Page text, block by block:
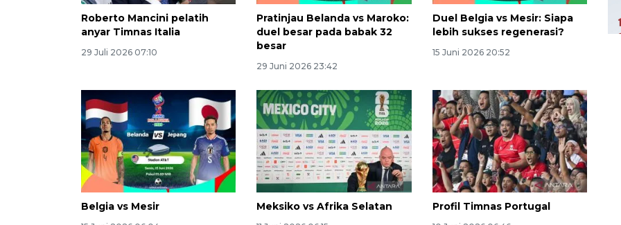
Roberto Mancini pelatih
anyar Timnas Italia
29 Juli 2026 07:10
Pratinjau Belanda vs Maroko:
duel besar pada babak 32
besar
29 Juni 2026 23:42
Duel Belgia vs Mesir: Siapa
lebih sukses regenerasi?
15 Juni 2026 20:52
Belgia vs Mesir Meksiko vs Afrika Selatan Profil Timnas Portugal